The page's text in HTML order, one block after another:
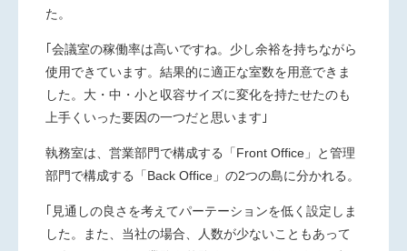
た。
｢会議室の稼働率は高いですね。少し余裕を持ちながら
使用できています。結果的に適正な室数を用意できま
した。大・中・小と収容サイズに変化を持たせたのも
上手くいった要因の一つだと思います｣
執務室は、営業部門で構成する「Front Office」と管理
部門で構成する「Back Office」の2つの島に分かれる。
｢見通しの良さを考えてパーテーションを低く設定しま
した。また、当社の場合、人数が少ないこともあって